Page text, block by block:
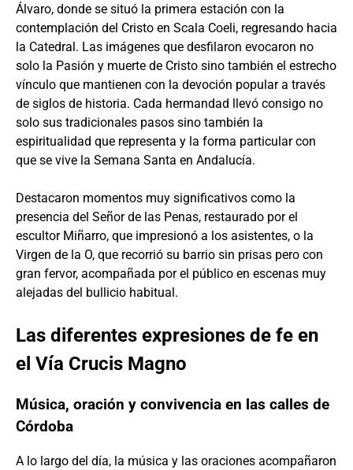
Álvaro, donde se situó la primera estación con la
contemplación del Cristo en Scala Coeli, regresando hacia
la Catedral. Las imágenes que desfilaron evocaron no
solo la Pasión y muerte de Cristo sino también el estrecho
vínculo que mantienen con la devoción popular a través
de siglos de historia. Cada hermandad llevó consigo no
solo sus tradicionales pasos sino también la
espiritualidad que representa y la forma particular con
que se vive la Semana Santa en Andalucía.
Destacaron momentos muy significativos como la
presencia del Señor de las Penas, restaurado por el
escultor Miñarro, que impresionó a los asistentes, o la
Virgen de la O, que recorrió su barrio sin prisas pero con
gran fervor, acompañada por el público en escenas muy
alejadas del bullicio habitual.
Las diferentes expresiones de fe en
el Vía Crucis Magno
Música, oración y convivencia en las calles de
Córdoba
A lo largo del día, la música y las oraciones acompañaron